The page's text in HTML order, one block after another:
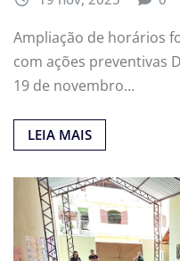
Ampliação de horários
com ações preventivas
19 de novembro…
LEIA MAIS